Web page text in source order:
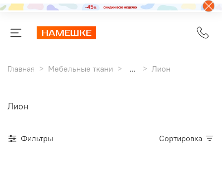
Главная Мебельные ткани ... Лион
Лион
Фильтры Сортировка